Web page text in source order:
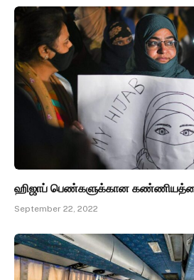
ஹிஜாப் பெண்களுக்கான கண்ணியத்தை
September 22, 2022